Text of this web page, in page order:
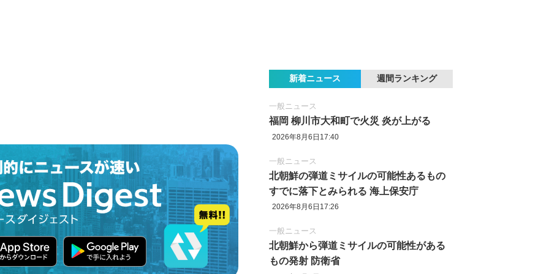
新着ニュース 週間ランキング
一般ニュース
福岡 柳川市大和町で火災 炎が上がる
2026年8月6日17:40
一般ニュース
北朝鮮の弾道ミサイルの可能性あるもの
すでに落下とみられる 海上保安庁
2026年8月6日17:26
一般ニュース
北朝鮮から弾道ミサイルの可能性がある
もの発射 防衛省